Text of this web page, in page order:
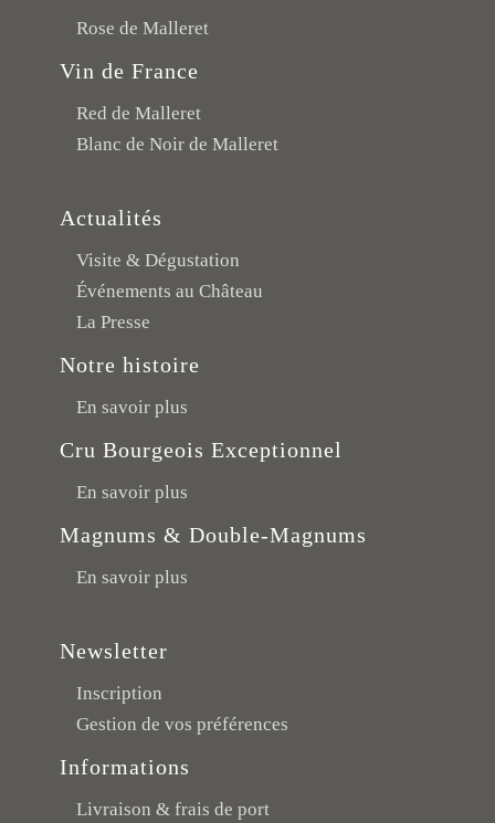
Rose de Malleret
Vin de France
Red de Malleret
Blanc de Noir de Malleret
Actualités
Visite & Dégustation
Événements au Château
La Presse
Notre histoire
En savoir plus
Cru Bourgeois Exceptionnel
En savoir plus
Magnums & Double-Magnums
En savoir plus
Newsletter
Inscription
Gestion de vos préférences
Informations
Livraison & frais de port